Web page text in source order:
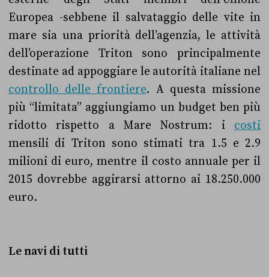
Europea -sebbene il salvataggio delle vite in
mare sia una priorità dell’agenzia, le attività
dell’operazione Triton sono principalmente
destinate ad appoggiare le autorità italiane nel
controllo delle frontiere. A questa missione
più “limitata” aggiungiamo un budget ben più
ridotto rispetto a Mare Nostrum: i costi
mensili di Triton sono stimati tra 1.5 e 2.9
milioni di euro, mentre il costo annuale per il
2015 dovrebbe aggirarsi attorno ai 18.250.000
euro.
Le navi di tutti